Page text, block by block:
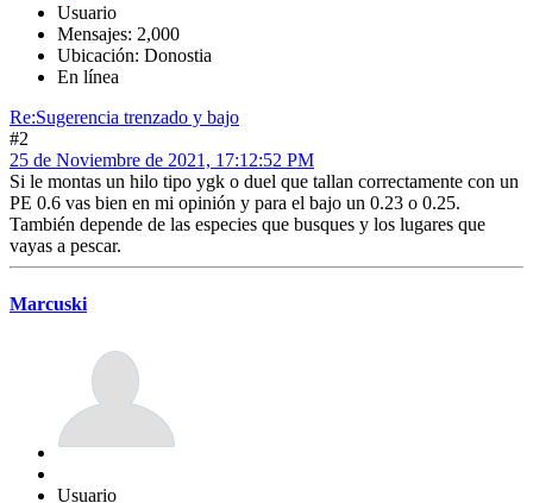
Usuario
Mensajes: 2,000
Ubicación: Donostia
En línea
Re:Sugerencia trenzado y bajo
#2
25 de Noviembre de 2021, 17:12:52 PM
Si le montas un hilo tipo ygk o duel que tallan correctamente con un
PE 0.6 vas bien en mi opinión y para el bajo un 0.23 o 0.25.
También depende de las especies que busques y los lugares que
vayas a pescar.
Marcuski
Usuario